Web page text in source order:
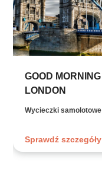
GOOD MORNING
LONDON
Wycieczki samolotowe
Sprawdź szczegóły